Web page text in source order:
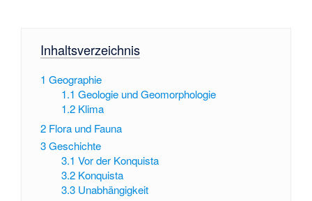
Inhaltsverzeichnis
1 Geographie
1.1 Geologie und Geomorphologie
1.2 Klima
2 Flora und Fauna
3Geschichte
3.1 Vor der Konquista
3.2 Konquista
3.3 Unabhängigkeit